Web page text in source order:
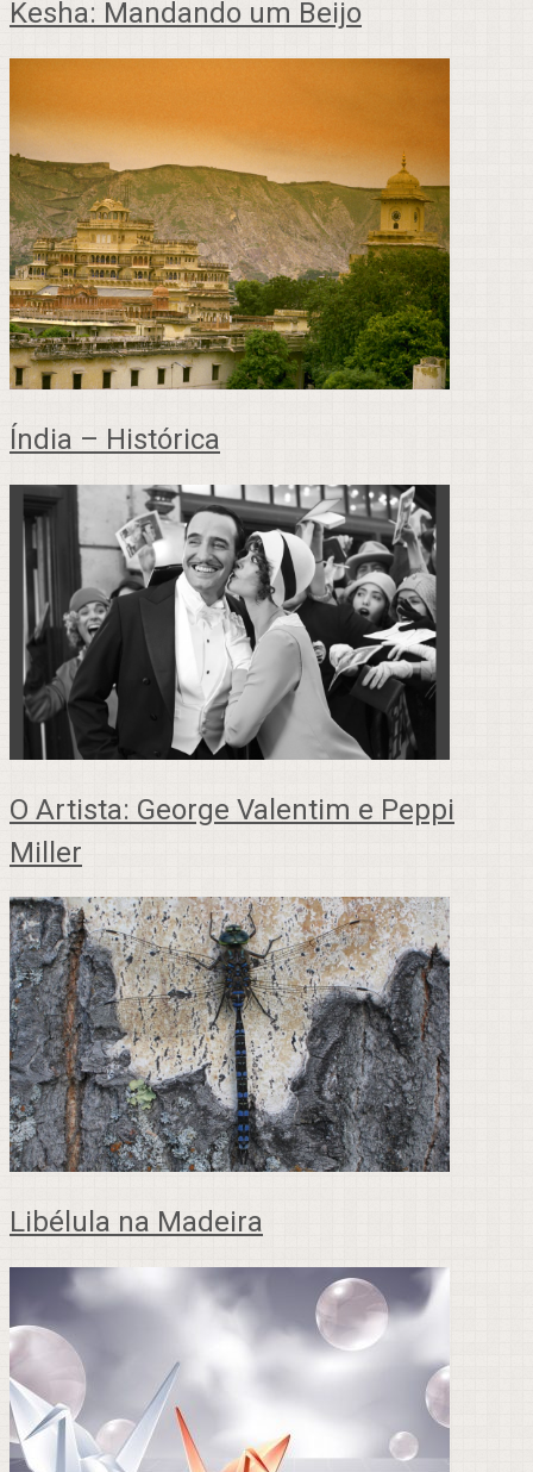
Kesha: Mandando um Beijo
Índia – Histórica
O Artista: George Valentim e Peppi
Miller
Libélula na Madeira